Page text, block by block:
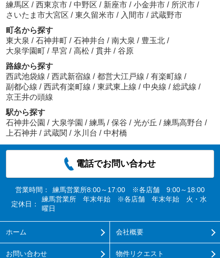
練馬区 / 西東京市 / 中野区 / 新座市 / 小金井市 / 所沢市 /
さいたま市大宮区 / 東久留米市 / 入間市 / 武蔵野市
町名から探す
東大泉 / 石神井町 / 石神井台 / 南大泉 / 豊玉北 /
大泉学園町 / 早宮 / 高松 / 貫井 / 谷原
路線から探す
西武池袋線 / 西武新宿線 / 都営大江戸線 / 有楽町線 /
副都心線 / 西武有楽町線 / 東武東上線 / 中央線 / 総武線 /
京王井の頭線
駅から探す
石神井公園 / 大泉学園 / 練馬 / 保谷 / 光が丘 / 練馬高野台 /
上石神井 / 武蔵関 / 氷川台 / 中村橋
電話でお問い合わせ
営業時間：
練馬営業所8:00～17:00 ※各店舗 9:00～18:00
定休日：
練馬営業所 年末年始 ※各店舗 年末年始 火・水
曜日
ホーム 会社概要
お問い合わせ 物件リクエスト